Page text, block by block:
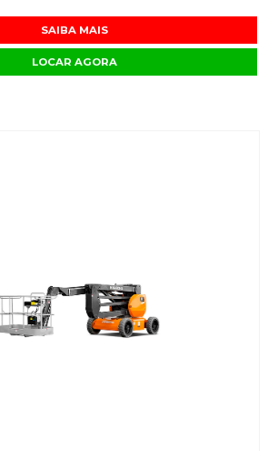
SAIBA MAIS
LOCAR AGORA